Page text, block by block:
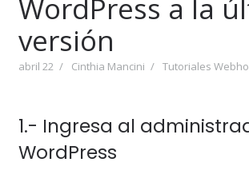
WordPress a la
versión
abril 22 Cinthia Mancini Tutoriales
1.- Ingresa al
WordPress